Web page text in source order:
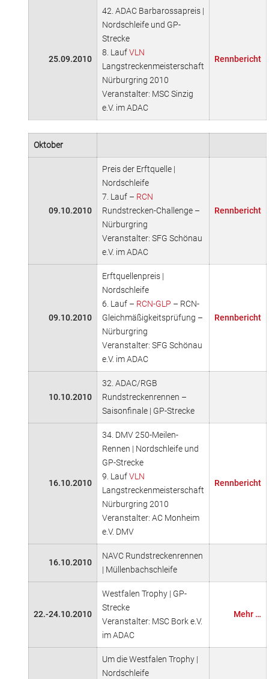
25.09.2010
42. ADAC Barbarossapreis |
Nordschleife und GP-
Strecke
8. LaufVLN
Langstreckenmeisterschaft
Nürburgring 2010
Veranstalter: MSC Sinzig
e.V. im ADAC
Rennbericht
Oktober
09.10.2010
Preis der Erftquelle |
Nordschleife
7. Lauf – RCN
Rundstrecken-Challenge –
Nürburgring
Veranstalter: SFG Schönau
e.V. im ADAC
Rennbericht
09.10.2010
Erftquellenpreis |
Nordschleife
6. Lauf – RCN-GLP – RCN-
Gleichmäßigkeitsprüfung –
Nürburgring
Veranstalter: SFG Schönau
e.V. im ADAC
Rennbericht
10.10.2010
32. ADAC/RGB
Rundstreckenrennen –
Saisonfinale | GP-Strecke
16.10.2010
34. DMV 250-Meilen-
Rennen | Nordschleife und
GP-Strecke
9. LaufVLN
Langstreckenmeisterschaft
Nürburgring 2010
Veranstalter: AC Monheim
e.V. DMV
Rennbericht
16.10.2010
NAVC Rundstreckenrennen
| Müllenbachschleife
22.-24.10.2010
Westfalen Trophy | GP-
Strecke
Veranstalter: MSC Bork e.V.
im ADAC
Mehr …
Um die Westfalen Trophy |
Nordschleife